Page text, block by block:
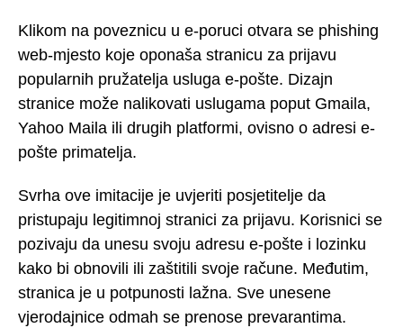
Klikom na poveznicu u e-poruci otvara se phishing
web-mjesto koje oponaša stranicu za prijavu
popularnih pružatelja usluga e-pošte. Dizajn
stranice može nalikovati uslugama poput Gmaila,
Yahoo Maila ili drugih platformi, ovisno o adresi e-
pošte primatelja.
Svrha ove imitacije je uvjeriti posjetitelje da
pristupaju legitimnoj stranici za prijavu. Korisnici se
pozivaju da unesu svoju adresu e-pošte i lozinku
kako bi obnovili ili zaštitili svoje račune. Međutim,
stranica je u potpunosti lažna. Sve unesene
vjerodajnice odmah se prenose prevarantima.